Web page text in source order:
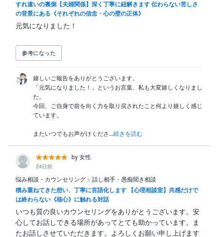
すれ違いの裏側【夫婦関係】深く丁寧に紐解きます 伝わらない苦しさ
の背景にある《それぞれの信念・心の壁の正体》
参考になった
嬉しいご報告をありがとうございます。
「元気になりました！」というお言葉、私も大変嬉しくなりまし
た。
今回、ご自身で前を向く力を取り戻されたこと何より嬉しく感じ
ています。
またいつでもお声がけくださ...続きを読む
by 女性
24日前
悩み相談・カウンセリング > 話し相手・愚痴聞き相談
積み重ねてきた想い、丁寧に言語化します 【心理相談室】共感だけで
は終わらない《核心》に触れる対話
いつも質の良いカウンセリングをありがとうございます。安
心してお話しできる場所があってとても助かっています。ま
たお話しさせていただきます。よろしくお願い申し上げます